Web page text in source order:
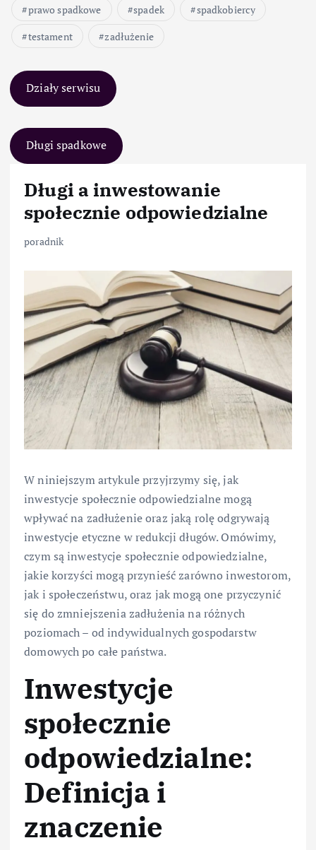
prawo spadkowe
spadek
spadkobiercy
testament
zadłużenie
Działy serwisu
Długi spadkowe
Długi a inwestowanie
społecznie odpowiedzialne
poradnik
W niniejszym artykule przyjrzymy się, jak
inwestycje społecznie odpowiedzialne mogą
wpływać na zadłużenie oraz jaką rolę odgrywają
inwestycje etyczne w redukcji długów. Omówimy,
czym są inwestycje społecznie odpowiedzialne,
jakie korzyści mogą przynieść zarówno inwestorom,
jak i społeczeństwu, oraz jak mogą one przyczynić
się do zmniejszenia zadłużenia na różnych
poziomach – od indywidualnych gospodarstw
domowych po całe państwa.
Inwestycje
społecznie
odpowiedzialne:
Definicja i
znaczenie